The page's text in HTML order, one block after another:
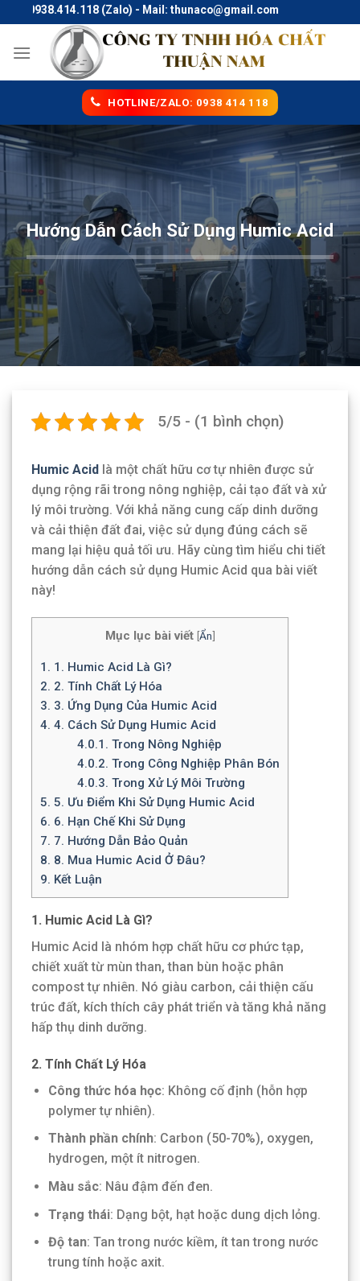
to
content
0938.414.118 (Zalo) - Mail: thunaco@gmail.com
HOTLINE/ZALO: 0938 414 118
Hướng Dẫn Cách Sử Dụng Humic Acid
5/5 - (1 bình chọn)
Humic Acid là một chất hữu cơ tự nhiên được sử
dụng rộng rãi trong nông nghiệp, cải tạo đất và xử
lý môi trường. Với khả năng cung cấp dinh dưỡng
và cải thiện đất đai, việc sử dụng đúng cách sẽ
mang lại hiệu quả tối ưu. Hãy cùng tìm hiểu chi tiết
hướng dẫn cách sử dụng Humic Acid qua bài viết
này!
Mục lục bài viết [Ẩn]
1. 1. Humic Acid Là Gì?
2. 2. Tính Chất Lý Hóa
3. 3. Ứng Dụng Của Humic Acid
4. 4. Cách Sử Dụng Humic Acid
4.0.1. Trong Nông Nghiệp
4.0.2. Trong Công Nghiệp Phân Bón
4.0.3. Trong Xử Lý Môi Trường
5. 5. Ưu Điểm Khi Sử Dụng Humic Acid
6. 6. Hạn Chế Khi Sử Dụng
7. 7. Hướng Dẫn Bảo Quản
8. 8. Mua Humic Acid Ở Đâu?
9. Kết Luận
1. Humic Acid Là Gì?
Humic Acid là nhóm hợp chất hữu cơ phức tạp,
chiết xuất từ mùn than, than bùn hoặc phân
compost tự nhiên. Nó giàu carbon, cải thiện cấu
trúc đất, kích thích cây phát triển và tăng khả năng
hấp thụ dinh dưỡng.
2. Tính Chất Lý Hóa
Công thức hóa học: Không cố định (hỗn hợp
polymer tự nhiên).
Thành phần chính: Carbon (50-70%), oxygen,
hydrogen, một ít nitrogen.
Màu sắc: Nâu đậm đến đen.
Trạng thái: Dạng bột, hạt hoặc dung dịch lỏng.
Độ tan: Tan trong nước kiềm, ít tan trong nước
trung tính hoặc axit.